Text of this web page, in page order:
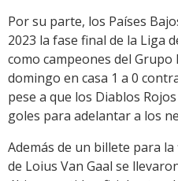
Por su parte, los Países
2023 la fase final de la Liga
como campeones del
domingo en casa 1 a 0
pese a que los Diablos
goles para adelantar a los
Además de un billete para
de Loius Van Gaal se